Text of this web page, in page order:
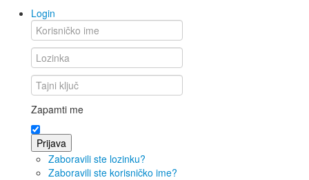
Login
Zapamti me
Prijava
Zaboravili ste lozinku?
Zaboravili ste korisničko ime?